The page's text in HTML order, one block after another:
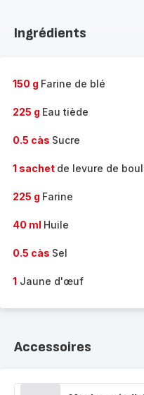
gamme
Ingrédients
150 g Farine de blé
225 g Eau tiède
0.5 càs Sucre
1 sachet de levure de
225 g Farine
40 ml Huile
0.5 càs Sel
1 Jaune d'œuf
Accessoires